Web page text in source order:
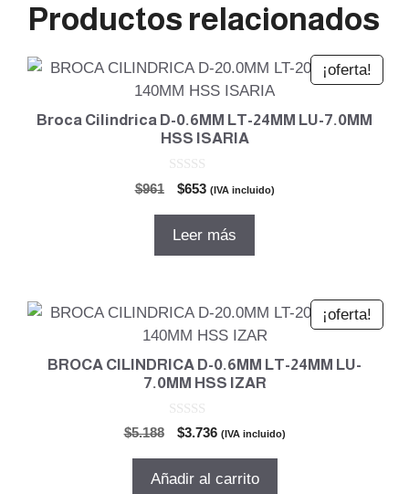
Productos relacionados
¡oferta!
Broca Cilindrica D-0.6MM LT-24MM LU-7.0MM
HSS ISARIA
$961
El
original
era:
$653El
actual
es:
(IVA incluido)
Leer más
¡oferta!
BROCA CILINDRICA D-0.6MM LT-24MM LU-
7.0MM HSS IZAR
$5.188
El
original
$3.736El
actual
(IVA incluido)
Añadir al carrito